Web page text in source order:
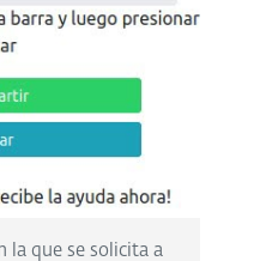
la que se solicita a